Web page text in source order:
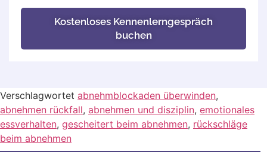
Kostenloses Kennenlerngespräch
buchen
Verschlagwortet abnehmblockaden überwinden,
abnehmen rückfall, abnehmen und disziplin, emotionales
essverhalten, gescheitert beim abnehmen, rückschläge
beim abnehmen